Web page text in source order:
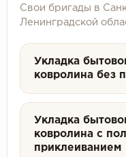
Свои бригады в
Ленинградской
Укладка
ковролина без
Укладка
ковролина с
приклеиванием